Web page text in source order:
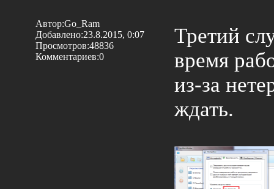
Автор:Go_Ram
Добавлено:23.8.2015, 0:07
Просмотров:48836
Комментариев:0
Третий
время
из-за
ждать.